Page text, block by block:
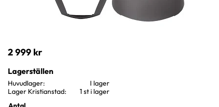
2 999 kr
Lagerställen
Huvudlager
I lager
Lager Kristianstad
1 st i lager